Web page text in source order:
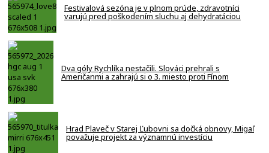
Festivalová sezóna je v plnom prúde, zdravotníci
varujú pred poškodením sluchu aj dehydratáciou
Dva góly Rychlíka nestačili. Slováci prehrali s
Američanmi a zahrajú si o 3. miesto proti Fínom
Hrad Plaveč v Starej Ľubovni sa dočká obnovy, Migaľ
považuje projekt za významnú investíciu